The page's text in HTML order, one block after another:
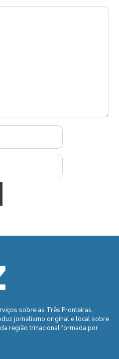
sobre as Três Fronteiras.
jornalismo original e local sobre
região trinacional formada por